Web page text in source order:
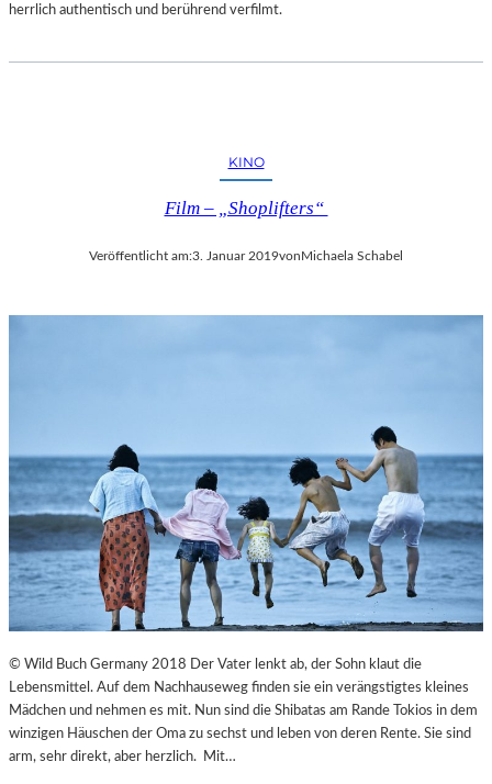
herrlich authentisch und berührend verfilmt.
KINO
Film – „Shoplifters“
Veröffentlicht am:3. Januar 2019vonMichaela Schabel
© Wild Buch Germany 2018 Der Vater lenkt ab, der Sohn klaut die
Lebensmittel. Auf dem Nachhauseweg finden sie ein verängstigtes kleines
Mädchen und nehmen es mit. Nun sind die Shibatas am Rande Tokios in dem
winzigen Häuschen der Oma zu sechst und leben von deren Rente. Sie sind
arm, sehr direkt, aber herzlich. Mit…